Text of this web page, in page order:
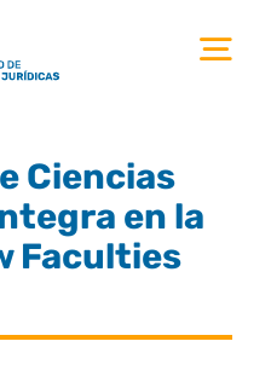
Ciencias
en la
Faculties